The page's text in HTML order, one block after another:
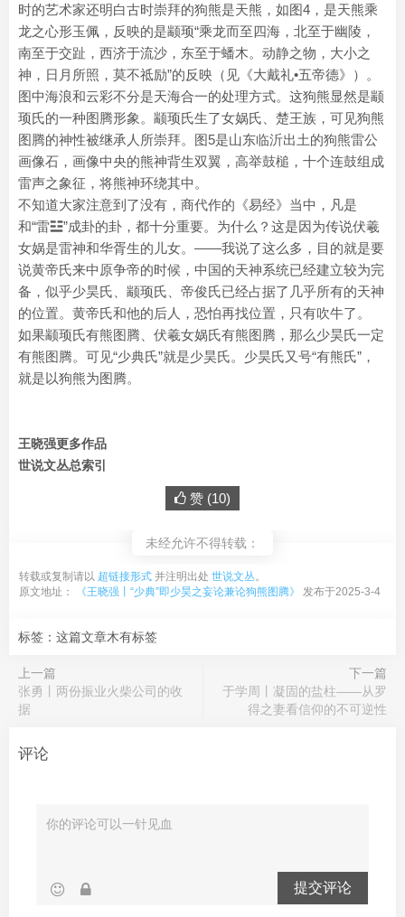
时的艺术家还明白古时崇拜的狗熊是天熊，如图4，是天熊乘
龙之心形玉佩，反映的是颛顼“乘龙而至四海，北至于幽陵，
南至于交趾，西济于流沙，东至于蟠木。动静之物，大小之
神，日月所照，莫不祗励”的反映（见《大戴礼•五帝德》）。
图中海浪和云彩不分是天海合一的处理方式。这狗熊显然是颛
顼氏的一种图腾形象。颛顼氏生了女娲氏、楚王族，可见狗熊
图腾的神性被继承人所崇拜。图5是山东临沂出土的狗熊雷公
画像石，画像中央的熊神背生双翼，高举鼓槌，十个连鼓组成
雷声之象征，将熊神环绕其中。
不知道大家注意到了没有，商代作的《易经》当中，凡是
和“雷☳”成卦的卦，都十分重要。为什么？这是因为传说伏羲
女娲是雷神和华胥生的儿女。——我说了这么多，目的就是要
说黄帝氏来中原争帝的时候，中国的天神系统已经建立较为完
备，似乎少昊氏、颛顼氏、帝俊氏已经占据了几乎所有的天神
的位置。黄帝氏和他的后人，恐怕再找位置，只有吹牛了。
如果颛顼氏有熊图腾、伏羲女娲氏有熊图腾，那么少昊氏一定
有熊图腾。可见“少典氏”就是少昊氏。少昊氏又号“有熊氏”，
就是以狗熊为图腾。
王晓强更多作品
世说文丛总索引
赞 (10)
未经允许不得转载：
转载或复制请以 超链接形式 并注明出处 世说文丛。
原文地址：
《王晓强丨“少典”即少昊之妄论兼论狗熊图腾》 发布于2025-3-4
标签：这篇文章木有标签
上一篇
张勇丨两份振业火柴公司的收
据
下一篇
于学周丨凝固的盐柱——从罗
得之妻看信仰的不可逆性
评论
提交评论